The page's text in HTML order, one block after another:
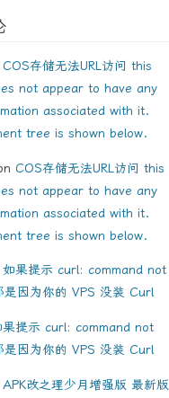
COS存储无法URL访问 this
not appear to have any
associated with it.
tree is shown below.
COS存储无法URL访问 this
not appear to have any
associated with it.
tree is shown below.
如果提示 curl: command not
因为你的 VPS 没装 Curl
果提示 curl: command not
因为你的 VPS 没装 Curl
APK改之理少月增强版 最新版